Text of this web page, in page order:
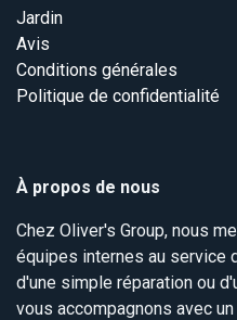
Jardin
Avis
Conditions générales
Politique de confidentialité
À propos de nous
Chez Oliver's Group, nous
équipes internes au service
d'une simple réparation ou
vous accompagnons avec